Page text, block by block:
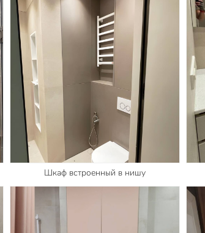
Шкаф встроенный в нишу